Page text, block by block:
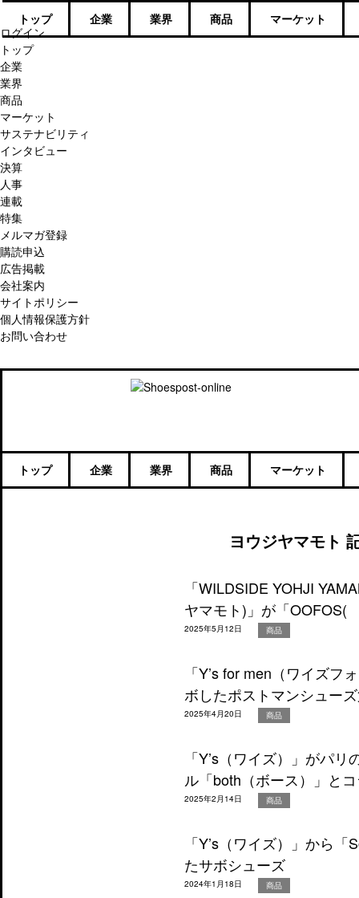
ログイン
トップ
企業
業界
商品
マーケット
サステナビリティ
インタビュー
決算
人事
連載
特集
メルマガ登録
購読申込
広告掲載
会社案内
サイトポリシー
個人情報保護方針
お問い合わせ
トップ 企業 業界 商品 マーケット
トップ 企業 業界 商品 マーケット
ヨウジヤマモト
「WILDSIDE YOHJI
ヤマモト)」が「OOFOS(
2025年5月12日 商品
「Y’s for men（ワイズフ
ボしたポストマンシュー
2025年4月20日 商品
「Y’s（ワイズ）」がパ
ル「both（ボース）」と
2025年2月14日 商品
「Y’s（ワイズ）」から
たサボシューズ
2024年1月18日 商品